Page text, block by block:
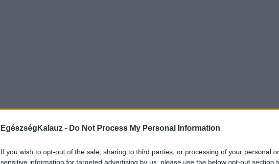
EgészségKalauz - Do Not Process My Personal Information
If you wish to opt-out of the sale, sharing to third parties, or processing of your personal or
sensitive information for targeted advertising by us, please use the below opt-out section